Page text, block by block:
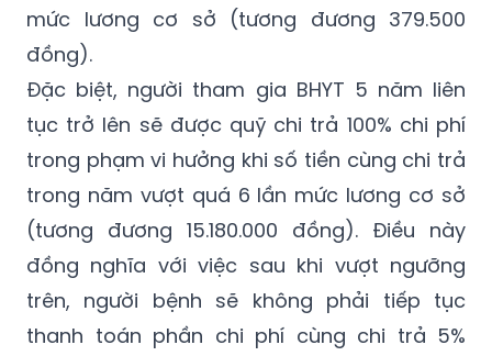
mức lương cơ sở (tương đương 379.500
đồng).
Đặc biệt, người tham gia BHYT 5 năm liên
tục trở lên sẽ được quỹ chi trả 100% chi phí
trong phạm vi hưởng khi số tiền cùng chi trả
trong năm vượt quá 6 lần mức lương cơ sở
(tương đương 15.180.000 đồng). Điều này
đồng nghĩa với việc sau khi vượt ngưỡng
trên, người bệnh sẽ không phải tiếp tục
thanh toán phần chi phí cùng chi trả 5%